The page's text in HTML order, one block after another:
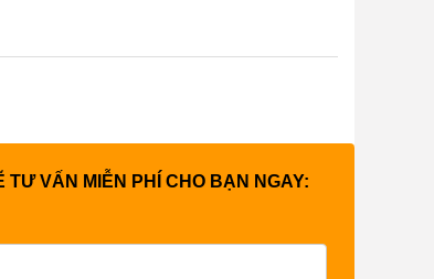
VẤN MIỄN PHÍ CHO BẠN NGAY: